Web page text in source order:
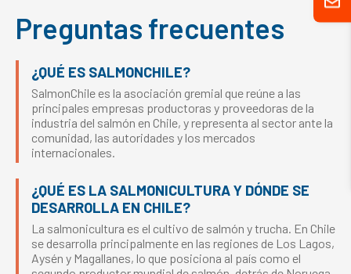
Preguntas frecuentes
¿QUÉ ES SALMONCHILE?
SalmonChile es la asociación gremial que reúne a las
principales empresas productoras y proveedoras de la
industria del salmón en Chile, y representa al sector ante la
comunidad, las autoridades y los mercados
internacionales.
¿QUÉ ES LA SALMONICULTURA Y DÓNDE SE
DESARROLLA EN CHILE?
La salmonicultura es el cultivo de salmón y trucha. En Chile
se desarrolla principalmente en las regiones de Los Lagos,
Aysén y Magallanes, lo que posiciona al país como el